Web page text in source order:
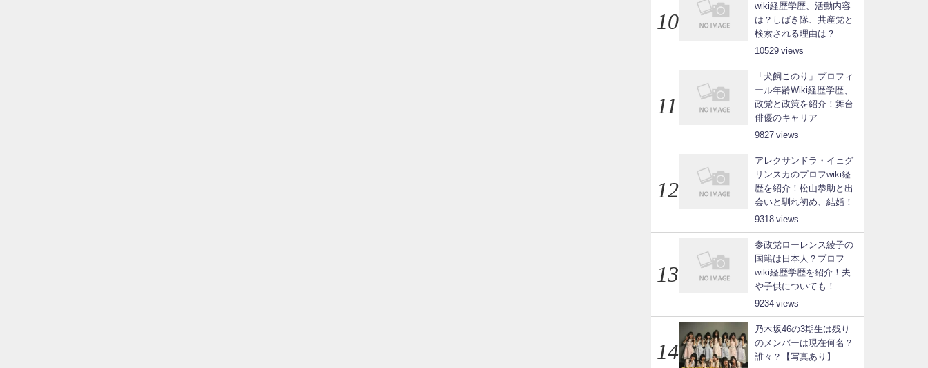
wiki経歴学歴、活動内容
は？しばき隊、共産党と
検索される理由は？
10529
「犬飼このり」プロフィ
ール年齢Wiki経歴学歴、
政党と政策を紹介！舞台
俳優のキャリア
9827
アレクサンドラ・イェグ
リンスカのプロフwiki経
歴を紹介！松山恭助と出
会いと馴れ初め、結婚！
9318
参政党ローレンス綾子の
国籍は日本人？プロフ
wiki経歴学歴を紹介！夫
や子供についても！
9234
乃木坂46の3期生は残り
のメンバーは現在何名？
誰々？【写真あり】